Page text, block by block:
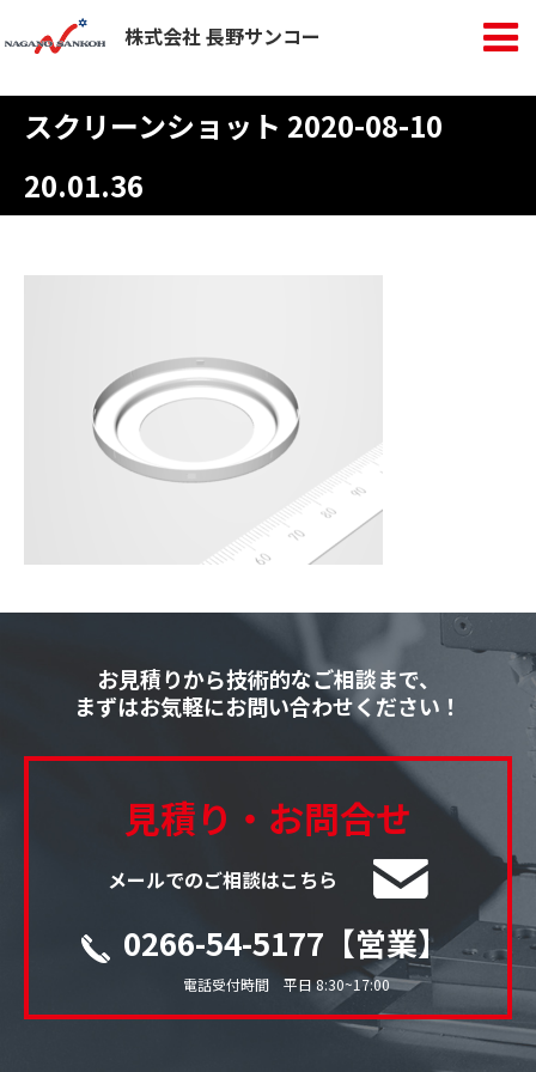
株式会社 長野サンコー
スクリーンショット 2020-08-10
20.01.36
お見積りから技術的なご相談まで、
まずはお気軽にお問い合わせください！
見積り・お問合せ
メールでのご相談はこちら
0266-54-5177【営業】
電話受付時間 平日 8:30~17:00